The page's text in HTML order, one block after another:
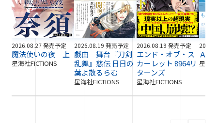
2026.08.27 発売予定
魔法使いの夜 上
星海社FICTIONS
2026.08.19 発売予定
戯曲 舞台『刀剣
乱舞』慈伝 日日の
葉よ散るらむ
星海社FICTIONS
2026.08.19 発売予定
エンド・オブ・ス
カーレット 8964リ
ターンズ
星海社FICTIONS
ＡＩ
星海